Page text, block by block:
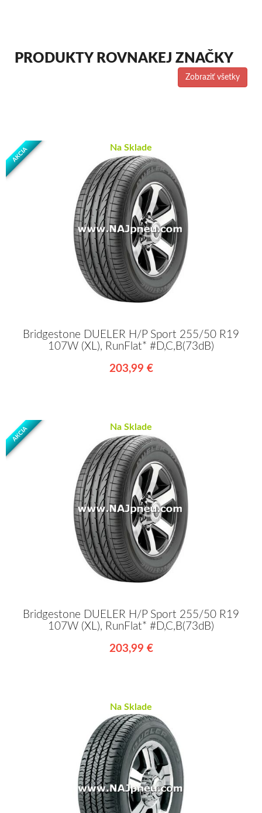
PRODUKTY ROVNAKEJ ZNAČKY
Zobraziť všetky
AKCIA Na Sklade
Bridgestone DUELER H/P Sport 255/50 R19
107W (XL), RunFlat* #D,C,B(73dB)
203,99 €
AKCIA Na Sklade
Bridgestone DUELER H/P Sport 255/50 R19
107W (XL), RunFlat* #D,C,B(73dB)
203,99 €
Na Sklade